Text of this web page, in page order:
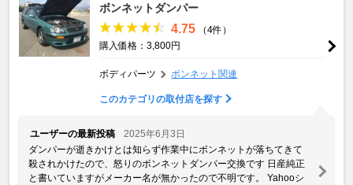
ボンネットダンパー
4.75
（4件）
購入価格：3,800円
ボディパーツ ボンネット関連
このカテゴリの取付店を探す
ユーザーの最新投稿
2025年6月3日
ダンパーが逝きかけとは知らず作業中にボンネットが落ちてきて
殺されかけたので、怒りのボンネットダンパー交換です 日産純正
と書いていますがメーカー名が無かったので不明です。 Yahooシ